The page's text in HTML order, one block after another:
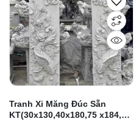
Tranh Xi Măng Đúc Sẵn
KT(30x130,40x180,75 x184,